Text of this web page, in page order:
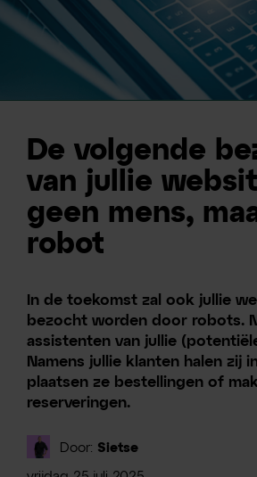
De volgende
van jullie
geen mens,
robot
In de toekomst zal ook jullie
bezocht worden door robots.
assistenten van jullie
Namens jullie klanten halen zij
plaatsen ze bestellingen of
reserveringen.
Door: Sietse